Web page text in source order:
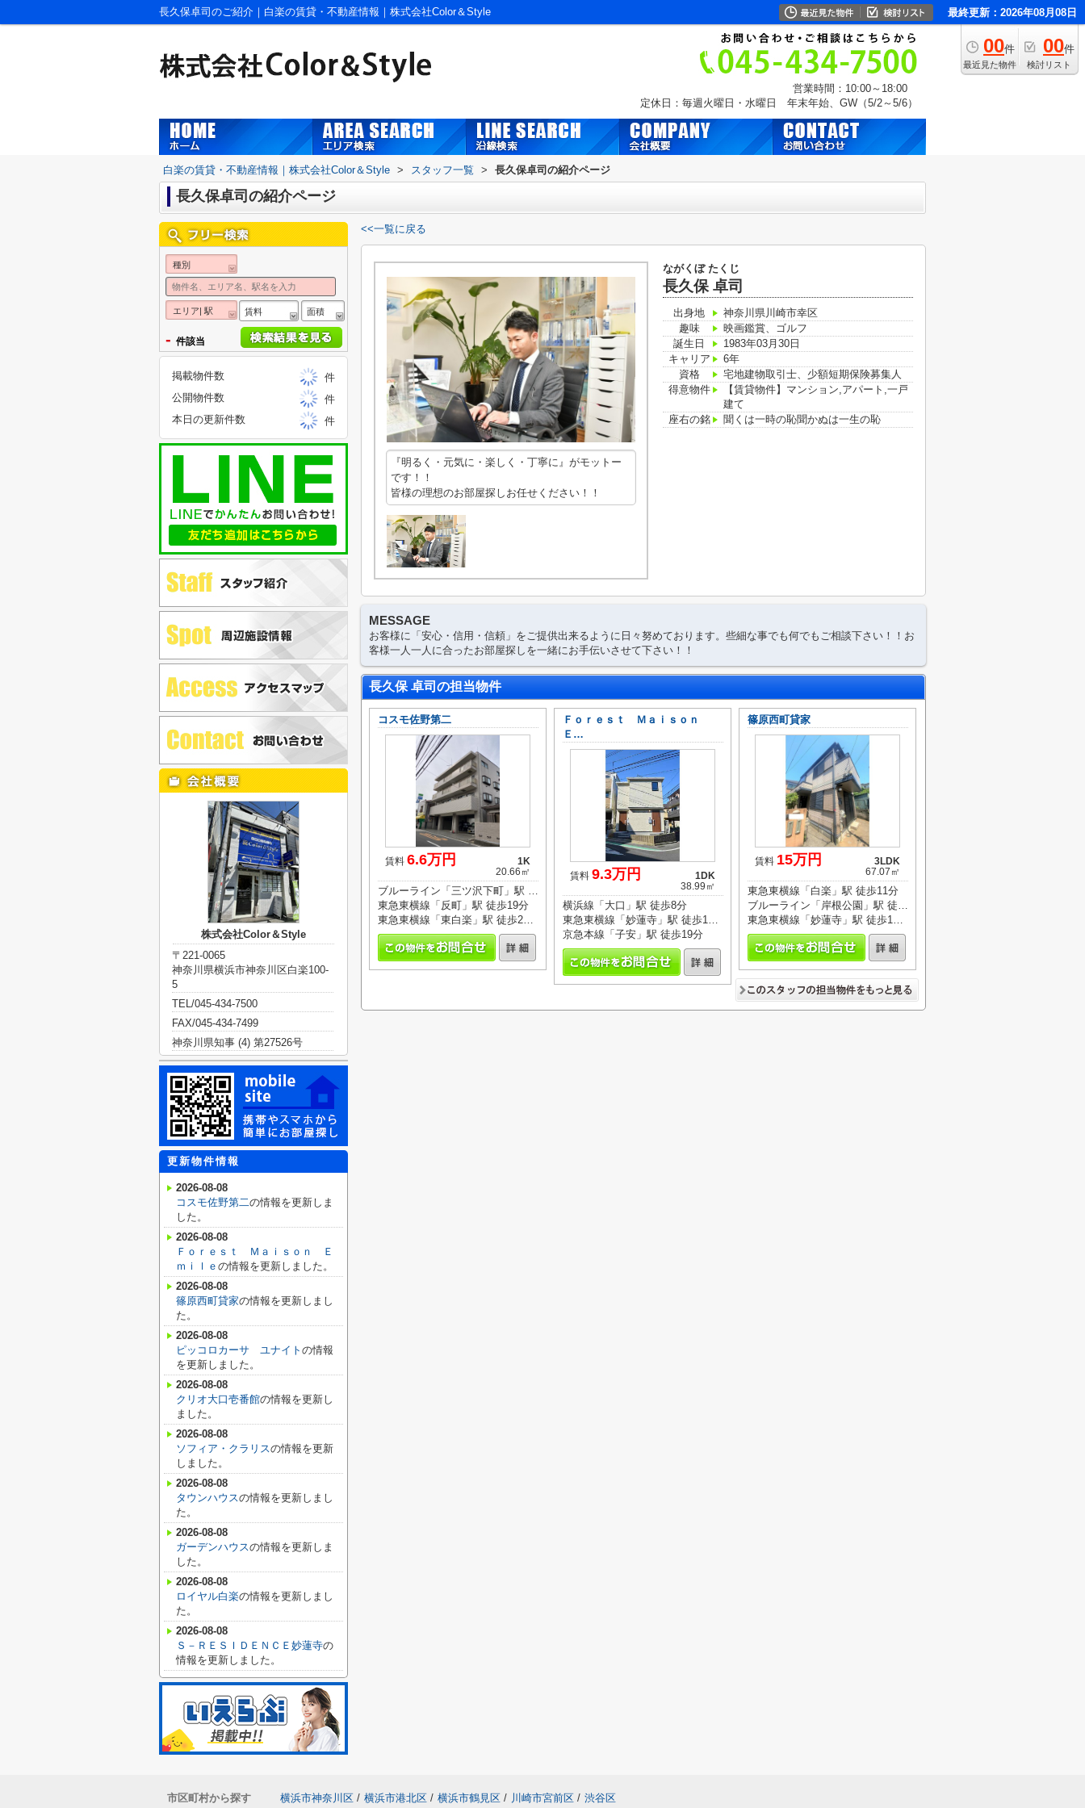
長久保卓司のご紹介｜白楽の賃貸・不動産情報｜株式会社Color＆Style 最終更新：2026年08月08日
00件
最近見た物件
00件
検討リスト
営業時間：10:00～18:00
定休日：毎週火曜日・水曜日 年末年始、GW（5/2～5/6）
白楽の賃貸・不動産情報｜株式会社Color＆Style > スタッフ一覧 > 長久保卓司の紹介ページ
長久保卓司の紹介ページ
<<一覧に戻る
『明るく・元気に・楽しく・丁寧に』がモットー
です！！
皆様の理想のお部屋探しお任せください！！
ながくぼ たくじ
長久保 卓司
出身地
神奈川県川崎市幸区
趣味
映画鑑賞、ゴルフ
誕生日
1983年03月30日
キャリア
6年
資格
宅地建物取引士、少額短期保険募集人
得意物件
【賃貸物件】マンション,アパート,一戸
建て
座右の銘
聞くは一時の恥聞かぬは一生の恥
MESSAGE
お客様に「安心・信用・信頼」をご提供出来るように日々努めております。些細な事でも何でもご相談下さい！！お
客様一人一人に合ったお部屋探しを一緒にお手伝いさせて下さい！！
長久保 卓司の担当物件
コスモ佐野第二
賃料 6.6万円
1K
20.66㎡
ブルーライン「三ツ沢下町」駅 徒歩9分
東急東横線「反町」駅 徒歩19分
東急東横線「東白楽」駅 徒歩20分
Ｆｏｒｅｓｔ Ｍａｉｓｏｎ
Ｅ…
賃料 9.3万円
1DK
38.99㎡
横浜線「大口」駅 徒歩8分
東急東横線「妙蓮寺」駅 徒歩15分
京急本線「子安」駅 徒歩19分
篠原西町貸家
賃料 15万円
3LDK
67.07㎡
東急東横線「白楽」駅 徒歩11分
ブルーライン「岸根公園」駅 徒歩7分
東急東横線「妙蓮寺」駅 徒歩18分
種別
エリア| 駅 賃料 面積
- 件該当
掲載物件数
件
公開物件数
件
本日の更新件数
件
株式会社Color＆Style
〒221-0065
神奈川県横浜市神奈川区白楽100-
5
TEL/045-434-7500
FAX/045-434-7499
神奈川県知事 (4) 第27526号
更新物件情報
2026-08-08
コスモ佐野第二の情報を更新しま
した。
2026-08-08
Ｆｏｒｅｓｔ Ｍａｉｓｏｎ Ｅ
ｍｉｌｅ の情報を更新しました。
2026-08-08
篠原西町貸家の情報を更新しまし
た。
2026-08-08
ピッコロカーサ ユナイト の情報
を更新しました。
2026-08-08
クリオ大口壱番館の情報を更新し
ました。
2026-08-08
ソフィア・クラリスの情報を更新
しました。
2026-08-08
タウンハウスの情報を更新しまし
た。
2026-08-08
ガーデンハウスの情報を更新しま
した。
2026-08-08
ロイヤル白楽の情報を更新しまし
た。
2026-08-08
Ｓ－ＲＥＳＩＤＥＮＣＥ妙蓮寺の
情報を更新しました。
市区町村から探す 横浜市神奈川区 / 横浜市港北区 / 横浜市鶴見区 / 川崎市宮前区 / 渋谷区